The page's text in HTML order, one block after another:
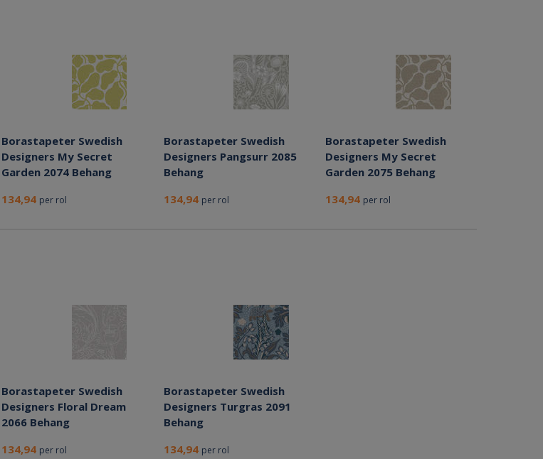
Borastapeter Swedish
Designers My Secret
Garden 2074 Behang
134,94 per rol
Borastapeter Swedish
Designers Pangsurr 2085
Behang
134,94 per rol
Borastapeter Swedish
Designers My Secret
Garden 2075 Behang
134,94 per rol
Borastapeter Swedish
Designers Floral Dream
2066 Behang
134,94 per rol
Borastapeter Swedish
Designers Turgras 2091
Behang
134,94 per rol